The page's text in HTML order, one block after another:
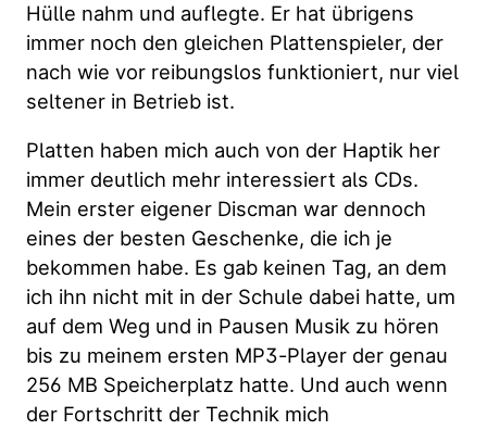
Hülle nahm und auflegte. Er hat übrigens
immer noch den gleichen Plattenspieler, der
nach wie vor reibungslos funktioniert, nur viel
seltener in Betrieb ist.
Platten haben mich auch von der Haptik her
immer deutlich mehr interessiert als CDs.
Mein erster eigener Discman war dennoch
eines der besten Geschenke, die ich je
bekommen habe. Es gab keinen Tag, an dem
ich ihn nicht mit in der Schule dabei hatte, um
auf dem Weg und in Pausen Musik zu hören
bis zu meinem ersten MP3-Player der genau
256 MB Speicherplatz hatte. Und auch wenn
der Fortschritt der Technik mich